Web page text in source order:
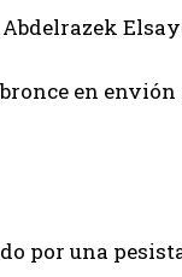
en
por una